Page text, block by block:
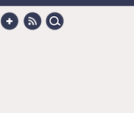
Search
for:
HellocotonGoogle +
RSS